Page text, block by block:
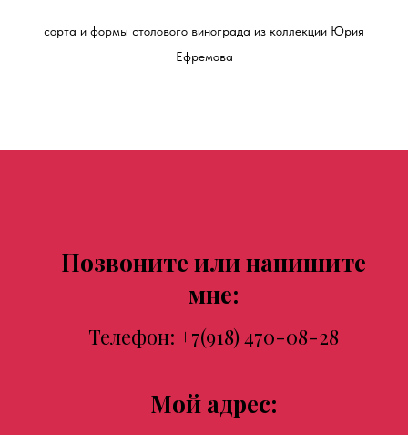
сорта и формы столового винограда из коллекции Юрия
Ефремова
Позвоните или напишите
мне:
Телефон: +7(918) 470-08-28
Мой адрес: